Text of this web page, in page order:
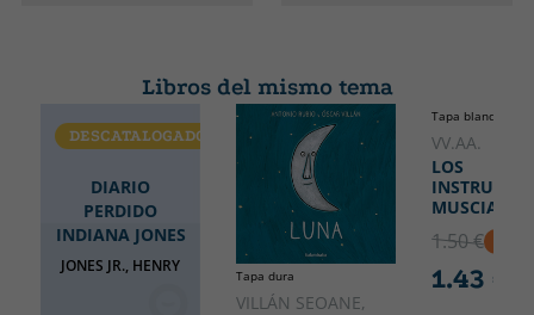
Libros del mismo tema
DIARIO
PERDIDO
INDIANA JONES
JONES JR., HENRY
DESCATALOGADO
Tapa dura
VILLÁN SEOANE,
Tapa blanda o
VV.AA.
LOS
MUSCIALES
1.50 €
1.43 €